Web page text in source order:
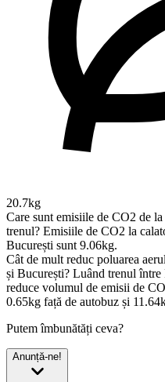
20.7kg
Care sunt emisiile de CO2 de
trenul? Emisiile de CO2 la
București sunt 9.06kg.
Cât de mult reduc poluarea
și București? Luând trenul între
reduce volumul de emisii de
0.65kg față de autobuz și
Putem îmbunătăți ceva?
Anunță-ne!